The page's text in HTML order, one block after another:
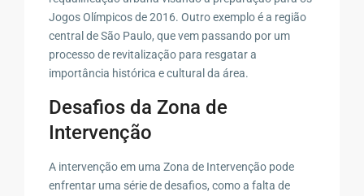
Jogos Olímpicos de 2016. Outro exemplo é a região
central de São Paulo, que vem passando por um
processo de revitalização para resgatar a
importância histórica e cultural da área.
Desafios da Zona de
Intervenção
A intervenção em uma Zona de Intervenção pode
enfrentar uma série de desafios, como a falta de